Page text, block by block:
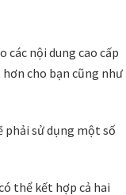
các nội dung cao cấp
cho bạn cũng như
phải sử dụng một số
thể kết hợp cả hai